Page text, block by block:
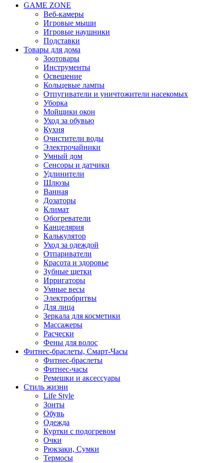
GAME ZONE
Веб-камеры
Игровые мыши
Игровые наушники
Подставки
Товары для дома
Зоотовары
Инструменты
Освещение
Кольцевые лампы
Отпугиватели и уничтожители насекомых
Уборка
Мойщики окон
Уход за обувью
Кухня
Очистители воды
Электрочайники
Умный дом
Сенсоры и датчики
Удлинители
Шлюзы
Ванная
Дозаторы
Климат
Обогреватели
Канцелярия
Калькулятор
Уход за одеждой
Отпариватели
Красота и здоровье
Зубные щетки
Ирригаторы
Умные весы
Электробритвы
Для лица
Зеркала для косметики
Массажеры
Расчески
Фены для волос
Фитнес-браслеты, Смарт-Часы
Фитнес-браслеты
Фитнес-часы
Ремешки и аксессуары
Стиль жизни
Life Style
Зонты
Обувь
Одежда
Куртки с подогревом
Очки
Рюкзаки, Сумки
Термосы